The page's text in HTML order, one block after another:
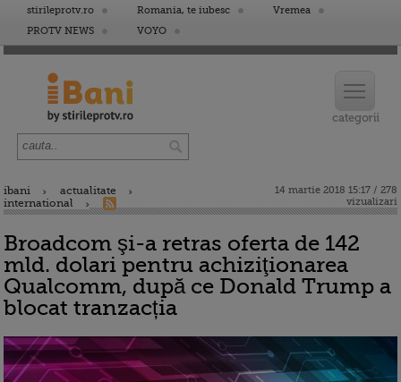
stirileprotv.ro Romania, te iubesc
Vremea
PROTV NEWS
VOYO
ibani
actualitate
international
14 martie 2018 15:17 / 278
vizualizari
Broadcom şi-a retras oferta de 142
mld. dolari pentru achiziţionarea
Qualcomm, după ce Donald Trump a
blocat tranzacția